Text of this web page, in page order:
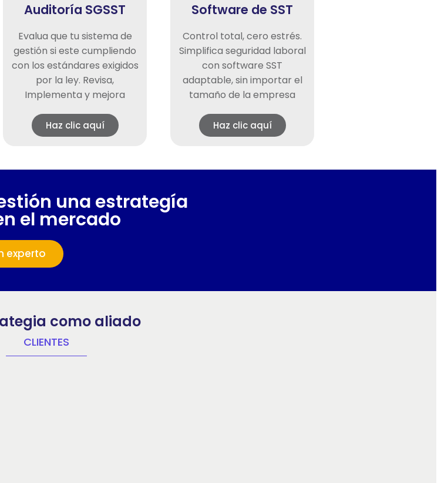
Auditoría SGSST
Evalua que tu sistema de
gestión si este cumpliendo
con los estándares exigidos
por la ley. Revisa,
Implementa y mejora
Haz clic aquí
Software de SST
Control total, cero estrés.
Simplifica seguridad laboral
con software SST
adaptable, sin importar el
tamaño de la empresa
Haz clic aquí
una estrategía
el mercado
experto
como aliado
CLIENTES